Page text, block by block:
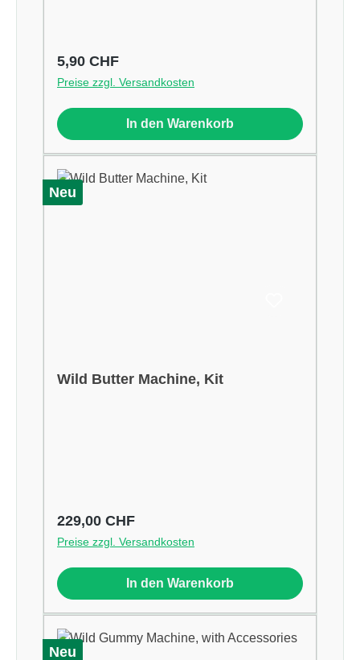
Regulärer Preis:
5,90 CHF
Preise zzgl. Versandkosten
In den Warenkorb
Neu
Wild Butter Machine, Kit
Regulärer Preis:
229,00 CHF
Preise zzgl. Versandkosten
In den Warenkorb
Neu